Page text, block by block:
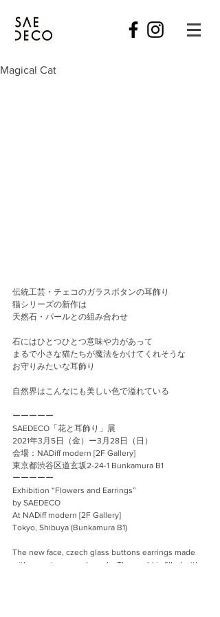
Magical Cat
伝統工芸・チェコのガラスボタンの耳飾り
猫シリーズの新作は
天然石・パールとの組み合わせ
石にはひとつひとつ意味や力があって
まるで小さな猫たちが魔法をかけてくれそうな
お守りみたいな耳飾り
自然界はこんなにも美しい色で溢れている
ーーーーー
SAEDECO「花と耳飾り」展
2021年3月5日（金）ー3月28日（日）
会場：NADiff modern [2F Gallery]
東京都渋谷区道玄坂2-24-1 Bunkamura B1
ーーーーー
Exhibition “Flowers and Earrings”
by SAEDECO
At NADiff modern [2F Gallery]
Tokyo, Shibuya (Bunkamura B1)
The new face, czech glass buttons earrings made
with gemstones and pearls. The world is filled with